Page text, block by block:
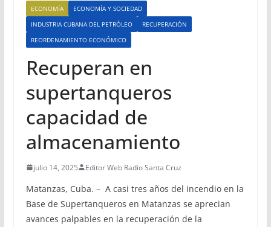
ECONOMÍA
ECONOMÍA Y SOCIEDAD
INDUSTRIA CUBANA DEL PETRÓLEO
RECUPERACIÓN
REORDENAMIENTO ECONÓMICO
Recuperan en
supertanqueros
capacidad de
almacenamiento
julio 14, 2025 Editor Web Radio Santa Cruz
Matanzas, Cuba. – A casi tres años del incendio en la
Base de Supertanqueros en Matanzas se aprecian
avances palpables en la recuperación de la